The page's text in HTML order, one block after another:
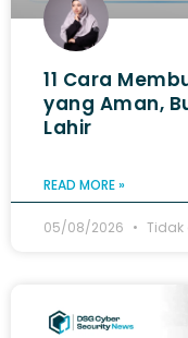
11 Cara
yang Aman,
Lahir
READ MORE »
05/08/2026